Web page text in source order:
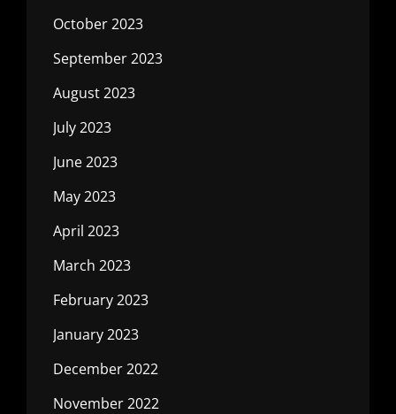
October 2023
September 2023
August 2023
July 2023
June 2023
May 2023
April 2023
March 2023
February 2023
January 2023
December 2022
November 2022